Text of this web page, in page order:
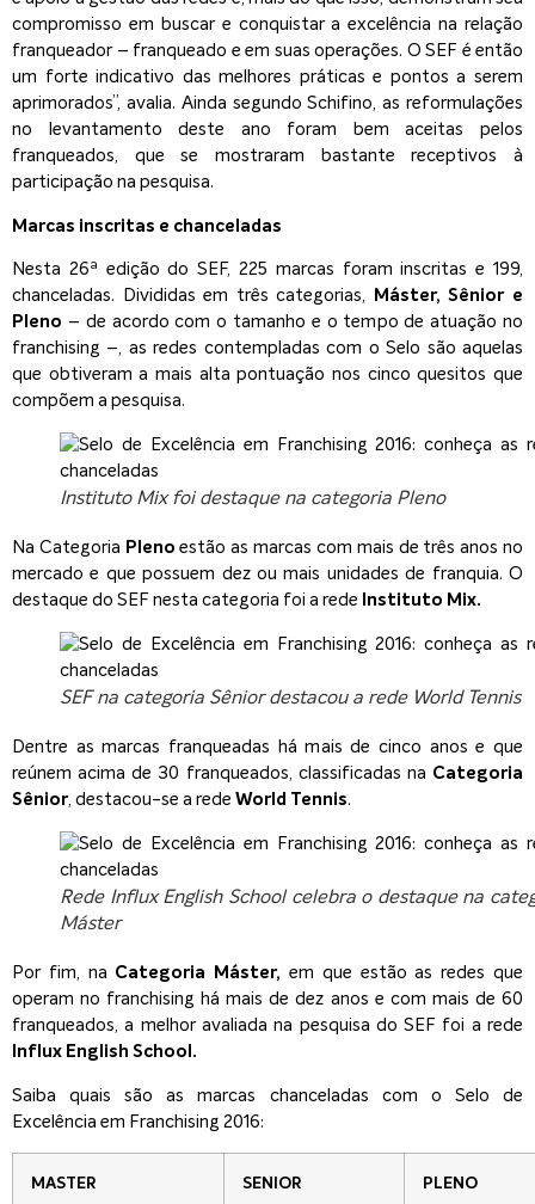
compromisso em buscar e conquistar a excelência na relação
franqueador – franqueado e em suas operações. O SEF é então
um forte indicativo das melhores práticas e pontos a serem
aprimorados”, avalia. Ainda segundo Schifino, as reformulações
no levantamento deste ano foram bem aceitas pelos
franqueados, que se mostraram bastante receptivos à
participação na pesquisa.
Marcas inscritas e chanceladas
Nesta 26ª edição do SEF, 225 marcas foram inscritas e 199,
chanceladas. Divididas em três categorias,
Máster, Sênior e
Pleno – de acordo com o tamanho e o tempo de atuação no
franchising –, as redes contempladas com o Selo são aquelas
que obtiveram a mais alta pontuação nos cinco quesitos que
compõem a pesquisa.
Instituto Mix foi destaque na categoria Pleno
Na Categoria Pleno estão as marcas com mais de três anos no
mercado e que possuem dez ou mais unidades de franquia. O
destaque do SEF nesta categoria foi a rede Instituto Mix.
SEF na categoria Sênior destacou a rede World Tennis
Dentre as marcas franqueadas há mais de cinco anos e que
reúnem acima de 30 franqueados, classificadas na Categoria
Sênior, destacou-se a rede World Tennis.
Rede Influx English School celebra o destaque na
Máster
Por fim, na Categoria Máster, em que estão as redes que
operam no franchising há mais de dez anos e com mais de 60
franqueados, a melhor avaliada na pesquisa do SEF foi a rede
Influx English School.
Saiba quais são as marcas chanceladas com o Selo de
Excelência em Franchising 2016:
MASTER SENIOR PLENO